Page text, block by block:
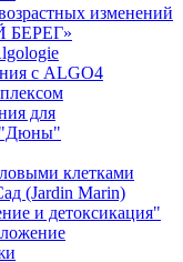
изменений
БЕРЕГ»
с ALGO4
для
"Дюны"
клетками
(Jardin Marin)
и детоксикация"